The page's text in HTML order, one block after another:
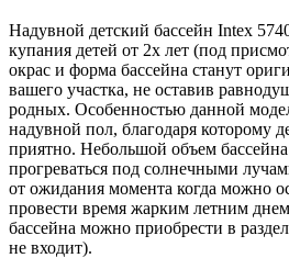
Надувной детский бассейн Intex
купания детей от 2х лет (под
окрас и форма бассейна станут
вашего участка, не оставив
родных. Особенностью данной
надувной пол, благодаря которому
приятно. Небольшой объем
прогреваться под солнечными
от ожидания момента когда можно
провести время жарким летним
бассейна можно приобрести в
не входит).